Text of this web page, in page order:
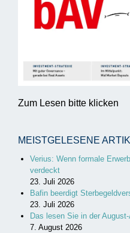
Zum Lesen bitte klicken
MEISTGELESENE
Verius: Wenn formale
verdeckt
23. Juli 2026
Bafin beerdigt
23. Juli 2026
Das lesen Sie in der
7. August 2026